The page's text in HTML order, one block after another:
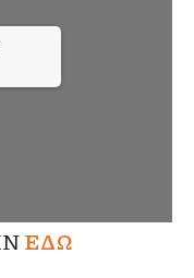
...
ΕΔΩ